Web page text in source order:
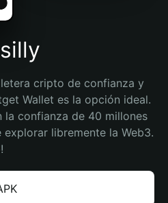
cripto de confianza y
Wallet es la opción ideal.
la confianza de 40 millones
libremente la Web3.